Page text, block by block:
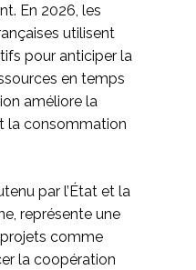
En 2026, les
utilisent
pour anticiper la
en temps
améliore la
la consommation
par l’État et la
représente une
comme
la coopération